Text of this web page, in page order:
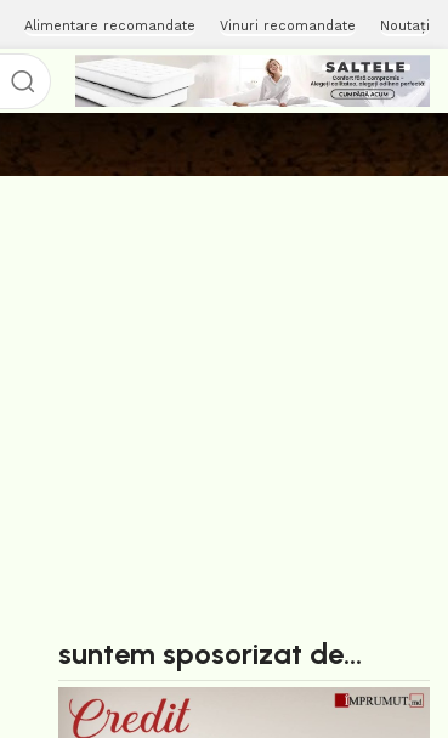
Alimentare recomandate Vinuri recomandate Noutați
suntem sposorizat de...